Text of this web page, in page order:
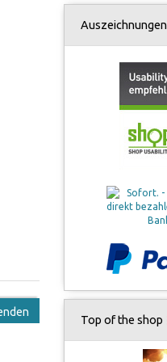
Auszeichnungen
Top of the shop